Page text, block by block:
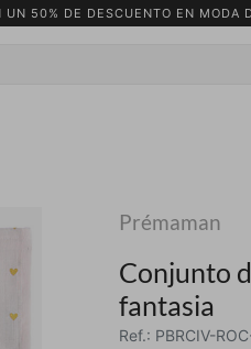
UN 50% DE DESCUENTO EN MODA
Prémaman
Conjunto
fantasia
Ref.: PBRCIV-